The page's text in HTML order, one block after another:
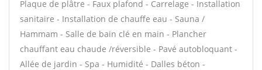
Plaque de plâtre - Faux plafond - Carrelage - Installation
sanitaire - Installation de chauffe eau - Sauna /
Hammam - Salle de bain clé en main - Plancher
chauffant eau chaude /réversible - Pavé autobloquant -
Allée de jardin - Spa - Humidité - Dalles béton -